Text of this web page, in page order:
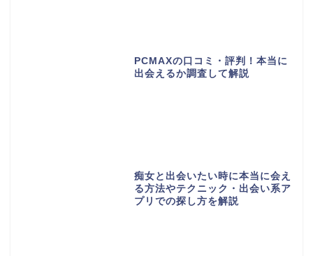
PCMAXの口コミ・評判！本当に
出会えるか調査して解説
痴女と出会いたい時に本当に会え
る方法やテクニック・出会い系ア
プリでの探し方を解説